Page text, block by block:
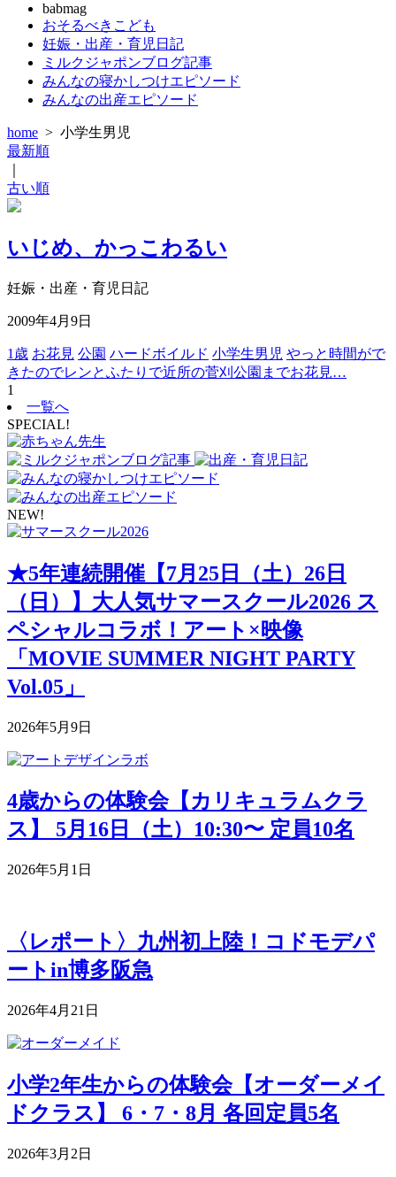
babmag
おそるべきこども
妊娠・出産・育児日記
ミルクジャポンブログ記事
みんなの寝かしつけエピソード
みんなの出産エピソード
home > 小学生男児
最新順
古い順
いじめ、かっこわるい
妊娠・出産・育児日記
2009年4月9日
1歳 お花見 公園 ハードボイルド 小学生男児 やっと時間がで
きたのでレンとふたりで近所の菅刈公園までお花見…
1
一覧へ
SPECIAL!
NEW!
★5年連続開催【7月25日（土）26日
（日）】大人気サマースクール2026 ス
ペシャルコラボ！アート×映像
「MOVIE SUMMER NIGHT PARTY
Vol.05」
2026年5月9日
4歳からの体験会【カリキュラムクラ
ス】 5月16日（土）10:30〜 定員10名
2026年5月1日
〈レポート〉九州初上陸！コドモデパ
ートin博多阪急
2026年4月21日
小学2年生からの体験会【オーダーメイ
ドクラス】 6・7・8月 各回定員5名
2026年3月2日